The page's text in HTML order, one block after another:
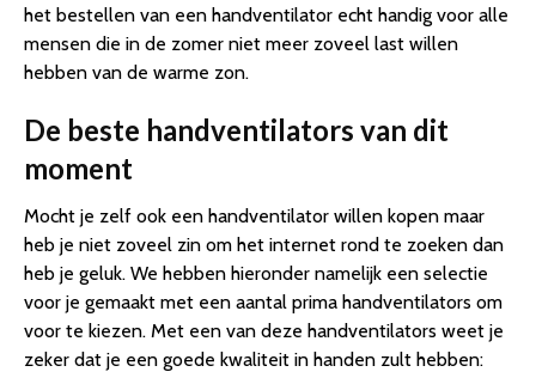
het bestellen van een handventilator echt handig voor alle
mensen die in de zomer niet meer zoveel last willen
hebben van de warme zon.
De beste handventilators van dit
moment
Mocht je zelf ook een handventilator willen kopen maar
heb je niet zoveel zin om het internet rond te zoeken dan
heb je geluk. We hebben hieronder namelijk een selectie
voor je gemaakt met een aantal prima handventilators om
voor te kiezen. Met een van deze handventilators weet je
zeker dat je een goede kwaliteit in handen zult hebben: